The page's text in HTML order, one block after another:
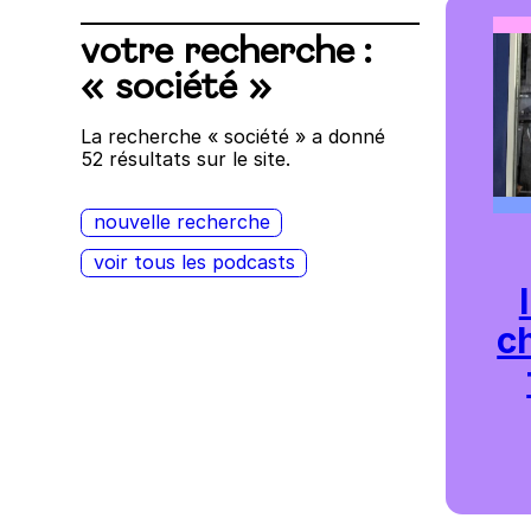
votre recherche :
« société »
La recherche « société » a donné
52 résultats sur le site.
nouvelle recherche
voir tous les podcasts